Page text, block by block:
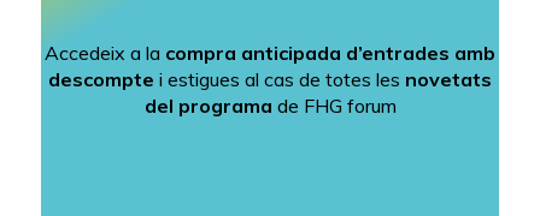
Accedeix a la compra anticipada d’entrades amb
descompte i estigues al cas de totes les novetats
del programa de FHG forum